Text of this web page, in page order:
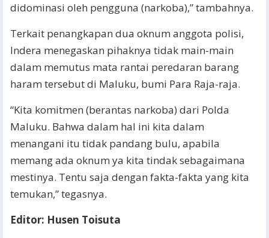
didominasi oleh pengguna (narkoba),” tambahnya.
Terkait penangkapan dua oknum anggota polisi,
Indera menegaskan pihaknya tidak main-main
dalam memutus mata rantai peredaran barang
haram tersebut di Maluku, bumi Para Raja-raja.
“Kita komitmen (berantas narkoba) dari Polda
Maluku. Bahwa dalam hal ini kita dalam
menangani itu tidak pandang bulu, apabila
memang ada oknum ya kita tindak sebagaimana
mestinya. Tentu saja dengan fakta-fakta yang kita
temukan,” tegasnya.
Editor: Husen Toisuta